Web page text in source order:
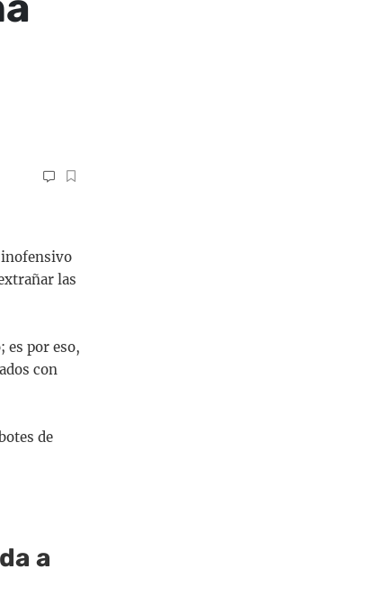
inofensivo
las
es por eso,
con
de
a